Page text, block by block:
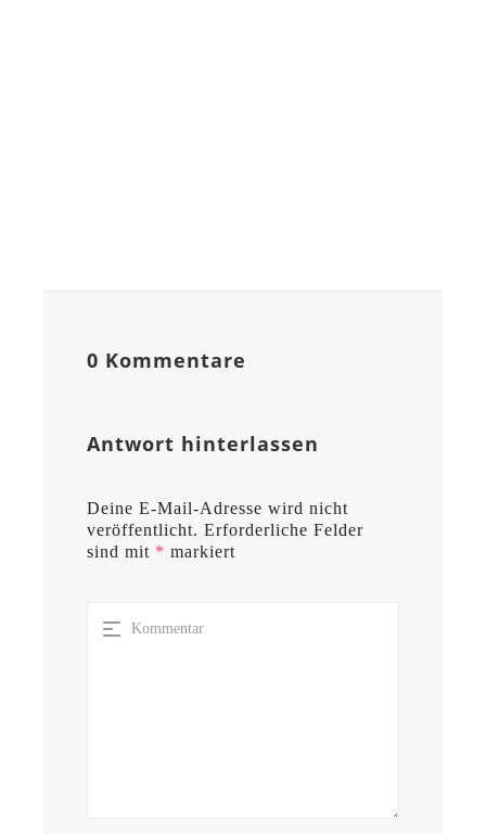
0 Kommentare
Antwort hinterlassen
Deine E-Mail-Adresse wird nicht
veröffentlicht. Erforderliche Felder
sind mit * markiert